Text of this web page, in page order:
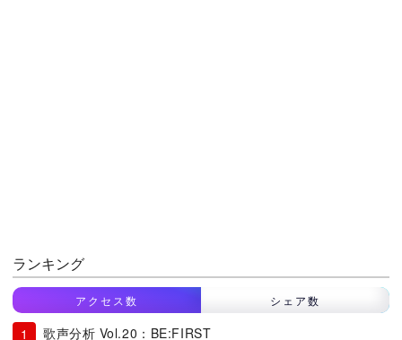
ランキング
アクセス数 シェア数
歌声分析 Vol.20：BE:FIRST